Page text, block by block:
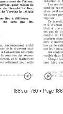
188 sur 780 • Page 186